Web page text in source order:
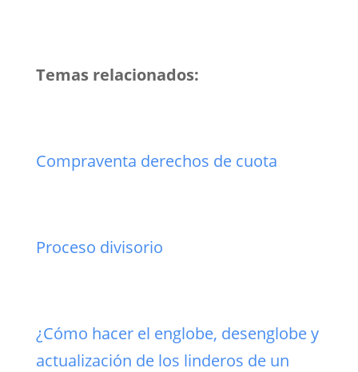
Temas relacionados:
Compraventa derechos de cuota
Proceso divisorio
¿Cómo hacer el englobe, desenglobe y
actualización de los linderos de un